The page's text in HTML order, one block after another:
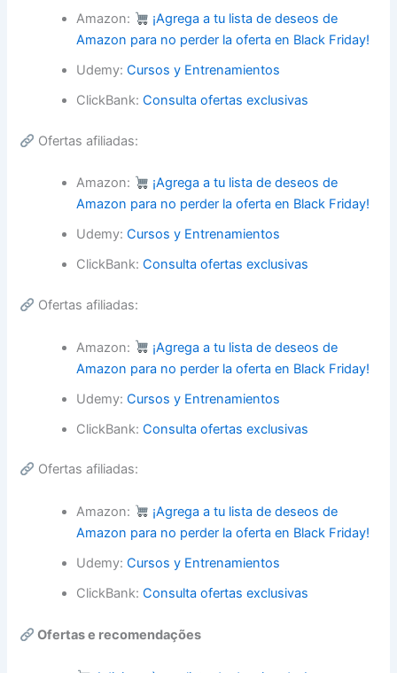
Amazon:
¡Agrega a tu lista de deseos de
Amazon para no perder la oferta en Black Friday!
Udemy:Cursos y Entrenamientos
ClickBank:Consulta ofertas exclusivas
Ofertas afiliadas:
Amazon:
¡Agrega a tu lista de deseos de
Amazon para no perder la oferta en Black Friday!
Udemy:Cursos y Entrenamientos
ClickBank:Consulta ofertas exclusivas
Ofertas afiliadas:
Amazon:
¡Agrega a tu lista de deseos de
Amazon para no perder la oferta en Black Friday!
Udemy:Cursos y Entrenamientos
ClickBank:Consulta ofertas exclusivas
Ofertas afiliadas:
Amazon:
¡Agrega a tu lista de deseos de
Amazon para no perder la oferta en Black Friday!
Udemy:Cursos y Entrenamientos
ClickBank:Consulta ofertas exclusivas
Ofertas e recomendações